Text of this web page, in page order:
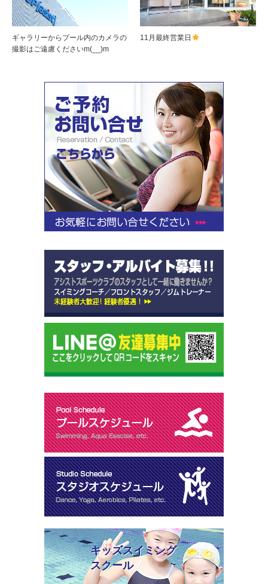
ギャラリーからプール内のカメラの
撮影はご遠慮くださいm(__)m
11月最終営業日
キッズスイミング
スクール